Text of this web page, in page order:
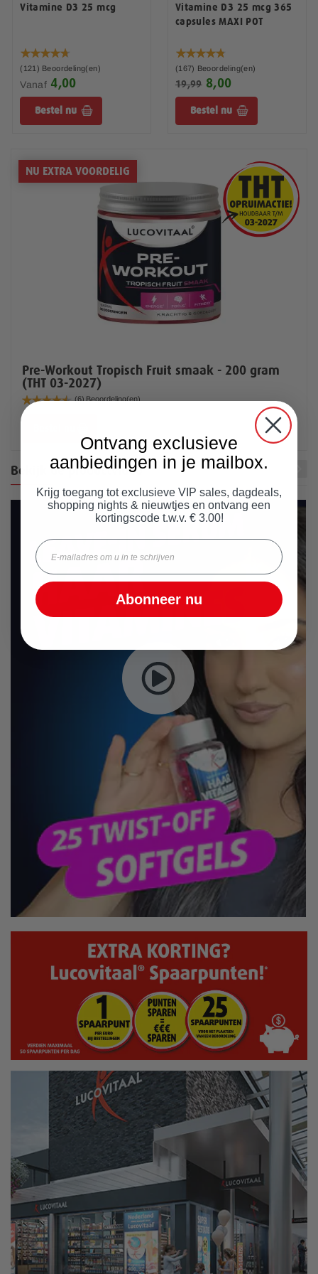
Vitamine D3 25 mcg
Waardering:
94%
(121)Beoordeling(en)
Vanaf 4,00
Bestel nu
Vitamine D3 25 mcg 365
capsules MAXI POT
Waardering:
96%
(167)Beoordeling(en)
S
p
e
c
e
r
i
8,00
19,99
Bestel nu
NU EXTRA VOORDELIG
Pre-Workout Tropisch Fruit smaak - 200 gram
(THT 03-2027)
Waardering:
90%
(6)Beoordeling(en)
Bekijk de productvideo
Ontvang exclusieve
aanbiedingen in je mailbox.
Krijg toegang tot exclusieve VIP sales, dagdeals,
shopping nights & nieuwtjes en ontvang een
kortingscode t.w.v. € 3.00!
Email
Abonneer nu